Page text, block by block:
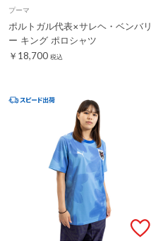
プーマ
ポルトガル代表×サレヘ・ベンバリ
ー キング ポロシャツ
￥18,700 税込